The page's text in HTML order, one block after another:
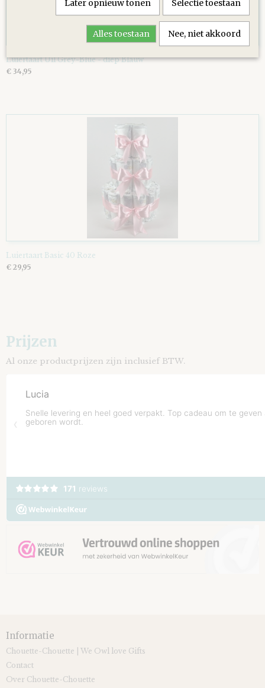
Luiertaart Uil Grey-Blue - diep Blauw
€ 34,95
Luiertaart Basic 40 Roze
€ 29,95
Prijzen
Al onze productprijzen zijn inclusief BTW.
Informatie
Chouette-Chouette | We Owl love Gifts
Contact
Over Chouette-Chouette
Later opnieuw tonen Selectie toestaan
Alles toestaan Nee, niet akkoord